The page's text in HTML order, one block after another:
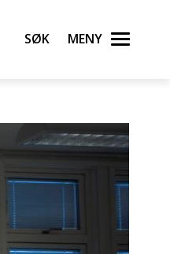
Søk Meny